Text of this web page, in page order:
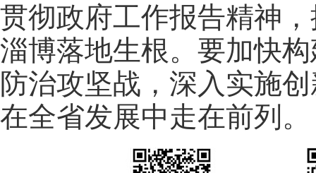
贯彻政府工作报告精神
淄博落地生根。要加快
防治攻坚战，深入实施
在全省发展中走在前列。